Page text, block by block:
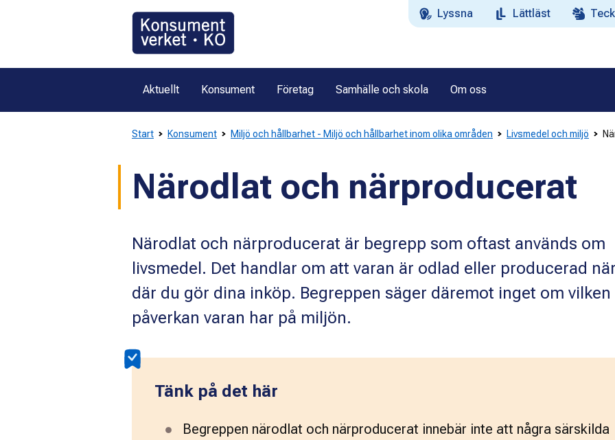
Lyssna Lättläst
Aktuellt Konsument Företag Samhälle och skola Om oss
Start Konsument Miljö och hållbarhet - Miljö och hållbarhet inom olika områden Livsmedel och miljö
Närodlat och närproducerat
Närodlat och närproducerat är begrepp som oftast används om
livsmedel. Det handlar om att varan är odlad eller producerad
där du gör dina inköp. Begreppen säger däremot inget om vilken
påverkan varan har på miljön.
Tänk på det här
Begreppen närodlat och närproducerat innebär inte att några särskilda